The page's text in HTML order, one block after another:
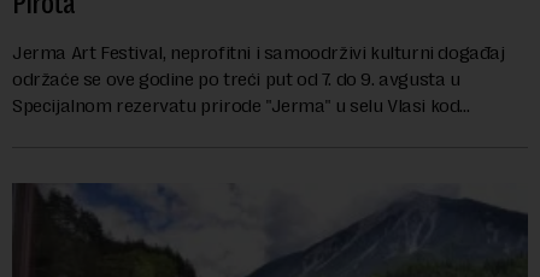
Jerma Art Festival, neprofitni i samoodrživi kulturni događaj
održaće se ove godine po treći put od 7. do 9. avgusta u
Specijalnom rezervatu prirode "Jerma" u selu Vlasi kod